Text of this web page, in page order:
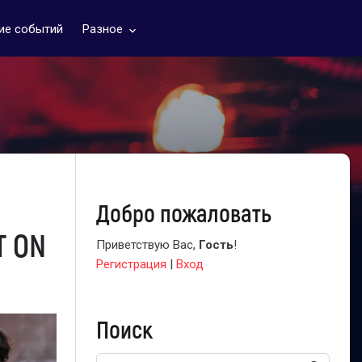
событий Разное keyboard_arrow_down
ON
Добро пожаловать
Приветствую Вас, Гость!
Регистрация | Вход
Поиск